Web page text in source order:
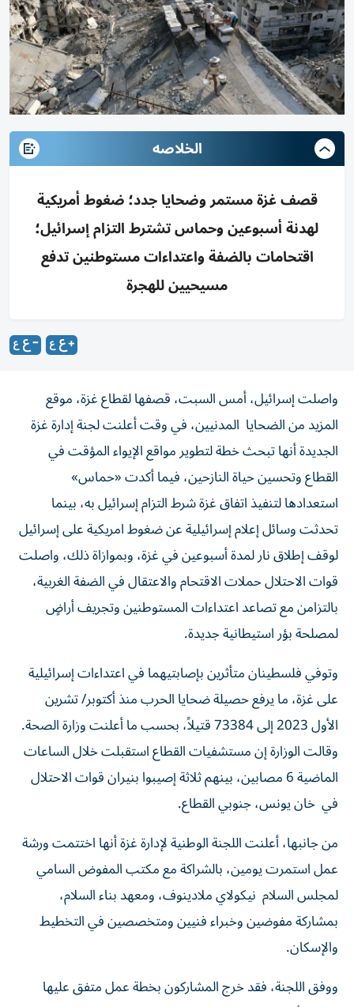
الخلاصه
قصف غزة مستمر وضحايا جدد؛ ضغوط أمريكية
لهدنة أسبوعين وحماس تشترط التزام إسرائيل؛
اقتحامات بالضفة واعتداءات مستوطنين تدفع
مسيحيين للهجرة
واصلت إسرائيل، أمس السبت، قصفها لقطاع غزة، موقع
المزيد من الضحايا المدنيين، في وقت أعلنت لجنة إدارة غزة
الجديدة أنها تبحث خطة لتطوير مواقع الإيواء المؤقت في
القطاع وتحسين حياة النازحين، فيما أكدت «حماس»
استعدادها لتنفيذ اتفاق غزة شرط التزام إسرائيل به، بينما
تحدثت وسائل إعلام إسرائيلية عن ضغوط امريكية على إسرائيل
لوقف إطلاق نار لمدة أسبوعين في غزة، وبموازاة ذلك، واصلت
قوات الاحتلال حملات الاقتحام والاعتقال في الضفة الغربية،
بالتزامن مع تصاعد اعتداءات المستوطنين وتجريف أراضٍ
لمصلحة بؤر استيطانية جديدة.
وتوفي فلسطينان متأثرين بإصابتيهما في اعتداءات إسرائيلية
على غزة، ما يرفع حصيلة ضحايا الحرب منذ أكتوبر/ تشرين
الأول 2023 إلى 73384 قتيلاً، بحسب ما أعلنت وزارة الصحة.
وقالت الوزارة إن مستشفيات القطاع استقبلت خلال الساعات
الماضية 6 مصابين، بينهم ثلاثة إصيبوا بنيران قوات الاحتلال
في خان يونس، جنوبي القطاع.
من جانبها، أعلنت اللجنة الوطنية لإدارة غزة أنها اختتمت ورشة
عمل استمرت يومين، بالشراكة مع مكتب المفوض السامي
لمجلس السلام نيكولاي ملادينوف، ومعهد بناء السلام،
بمشاركة مفوضين وخبراء فنيين ومتخصصين في التخطيط
والإسكان.
ووفق اللجنة، فقد خرج المشاركون بخطة عمل متفق عليها